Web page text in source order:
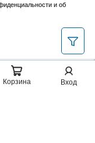
Корзина Вход
доставку до
и об